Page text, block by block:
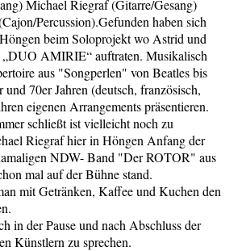
Michael Riegraf (Gitarre/Gesang)
Percussion).Gefunden haben sich
beim Soloprojekt wo Astrid und
AMIRIE“ auftraten. Musikalisch
aus "Songperlen" von Beatles bis
und 70er Jahren (deutsch, französisch,
eigenen Arrangements präsentieren.
schließt ist vielleicht noch zu
Riegraf hier in Höngen Anfang der
NDW- Band "Der ROTOR" aus
mal auf der Bühne stand.
mit Getränken, Kaffee und Kuchen den
in der Pause und nach Abschluss der
Künstlern zu sprechen.